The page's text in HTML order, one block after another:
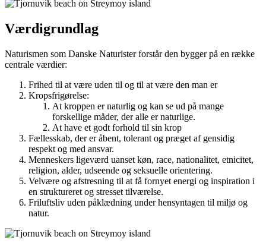
Værdigrundlag
Naturismen som Danske Naturister forstår den bygger på en række
centrale værdier:
Frihed til at være uden til og til at være den man er
Kropsfrigørelse:
At kroppen er naturlig og kan se ud på mange
forskellige måder, der alle er naturlige.
At have et godt forhold til sin krop
Fællesskab, der er åbent, tolerant og præget af gensidig
respekt og med ansvar.
Menneskers ligeværd uanset køn, race, nationalitet, etnicitet,
religion, alder, udseende og seksuelle orientering.
Velvære og afstresning til at få fornyet energi og inspiration i
en struktureret og stresset tilværelse.
Friluftsliv uden påklædning under hensyntagen til miljø og
natur.